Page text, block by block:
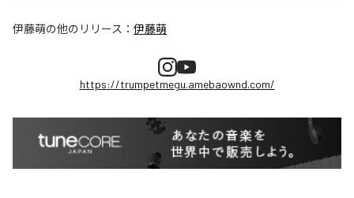
伊藤萌の他のリリース： 伊藤萌
https://trumpetmegu.amebaownd.com/